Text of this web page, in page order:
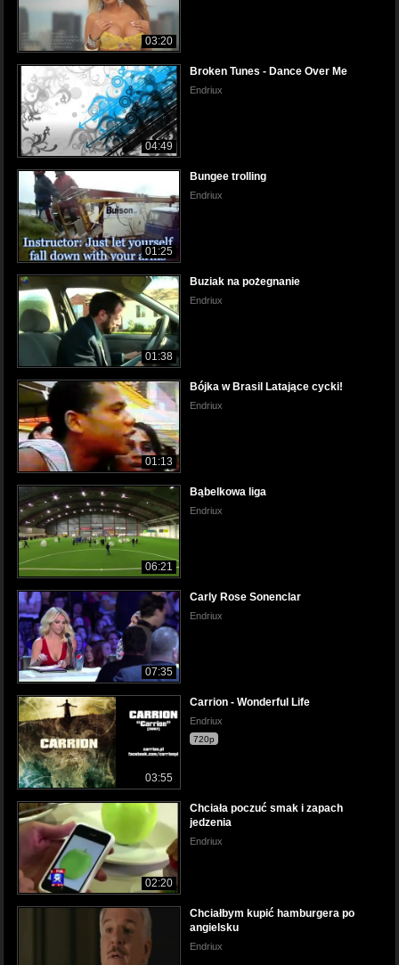
03:20
04:49
Broken Tunes - Dance Over Me
Endriux
01:25
Bungee trolling
Endriux
01:38
Buziak na pożegnanie
Endriux
01:13
Bójka w Brasil Latające cycki!
Endriux
06:21
Bąbelkowa liga
Endriux
07:35
Carly Rose Sonenclar
Endriux
03:55
Carrion - Wonderful Life
Endriux
720p
02:20
Chciała poczuć smak i zapach
jedzenia
Endriux
Chciałbym kupić hamburgera po
angielsku
Endriux